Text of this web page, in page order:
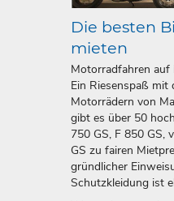
Die besten
mieten
Motorradfahren
Ein Riesenspaß mit
Motorrädern von
gibt es über 50
750 GS, F 850 GS,
GS zu fairen
gründlicher
Schutzkleidung ist